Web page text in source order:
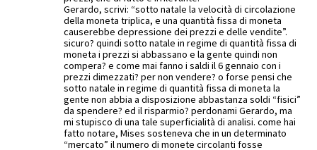
Gerardo, scrivi: “sotto natale la velocità di circolazione
della moneta triplica, e una quantità fissa di moneta
causerebbe depressione dei prezzi e delle vendite”.
sicuro? quindi sotto natale in regime di quantità fissa di
moneta i prezzi si abbassano e la gente quindi non
compera? e come mai fanno i saldi il 6 gennaio con i
prezzi dimezzati? per non vendere? o forse pensi che
sotto natale in regime di quantità fissa di moneta la
gente non abbia a disposizione abbastanza soldi “fisici”
da spendere? ed il risparmio? perdonami Gerardo, ma
mi stupisco di una tale superficialità di analisi. come hai
fatto notare, Mises sosteneva che in un determinato
“mercato” il numero di monete circolanti fosse